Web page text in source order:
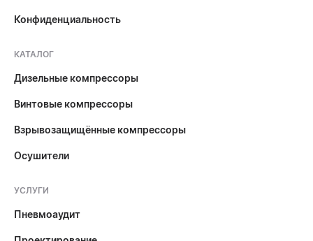
Конфиденциальность
КАТАЛОГ
Дизельные компрессоры
Винтовые компрессоры
Взрывозащищённые компрессоры
Осушители
УСЛУГИ
Пневмоаудит